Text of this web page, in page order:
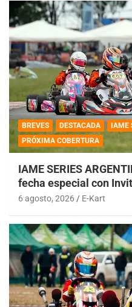
BREVES DESTACADA
IAME
PRÓXIMA COBERTURA
IAME SERIES
fecha especial con
6 agosto, 2026 E-Kart